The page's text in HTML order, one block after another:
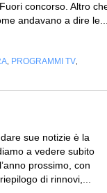
concorso. Altro
andavano a dire
PROGRAMMI TV
sue notizie è la
a vedere subito
prossimo, con
di rinnovi,...